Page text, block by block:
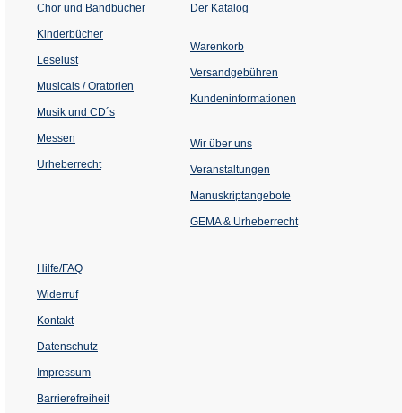
Chor und Bandbücher
Kinderbücher
Leselust
Musicals / Oratorien
Musik und CD´s
Messen
Urheberrecht
Der Katalog
Warenkorb
Versandgebühren
Kundeninformationen
Wir über uns
Veranstaltungen
einem
Tab)
Manuskriptangebote
GEMA & Urheberrecht
Hilfe/FAQ
Widerruf
Kontakt
Datenschutz
Impressum
Barrierefreiheit